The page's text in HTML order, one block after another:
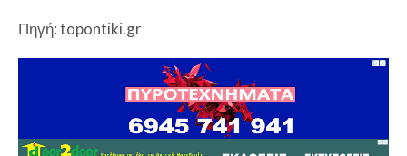
Πηγή: topontiki.gr